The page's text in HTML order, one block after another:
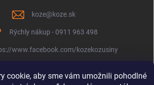
cookie, aby sme vám umožnili pohodlné
koze@koze.sk
Rýchly nákup - 0911 963 498
www.facebook.com/kozekozusiny